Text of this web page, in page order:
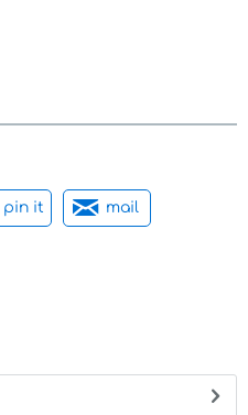
pin it mail